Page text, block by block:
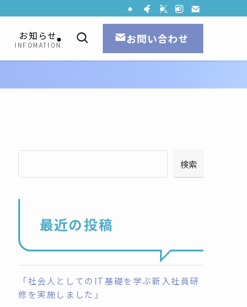
お知らせ
INFOMATION お問い合わせ
検索
最近の投稿
「社会人としてのIT基礎を学ぶ新入社員研
修を実施しました」